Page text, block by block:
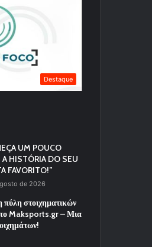
Destaque
UM POUCO
A HISTÓRIA DO SEU
FAVORITO!”
de 2026
στοιχηματικών
το Maksports.gr – Μια